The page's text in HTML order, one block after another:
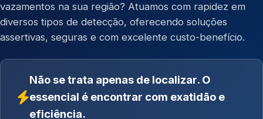
vazamentos na sua região? Atuamos com rapidez em
diversos tipos de detecção, oferecendo soluções
assertivas, seguras e com excelente custo-benefício.
Não se trata apenas de localizar. O
essencial é encontrar com exatidão e
eficiência.